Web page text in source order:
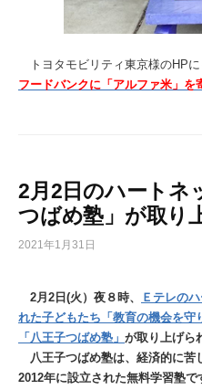
トヨタモビリティ東京様のHPに
フードバンクに「アルファ米」を
2月2日のハートネ
つばめ塾」が取り
2021年1月31日
2月2日(火）夜８時、
Ｅテレの
れた子どもたち「教育の機会を守
「八王子つばめ塾」 が取り上げら
八王子つばめ塾は、経済的に苦
2012年に設立された無料学習塾